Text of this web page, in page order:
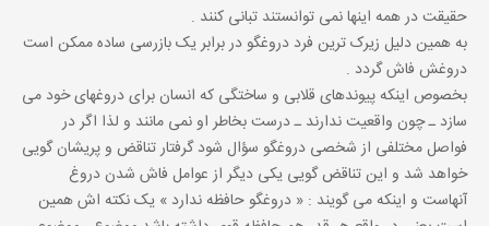
حقیقت در همه اینها نمى توانستند تبانى کنند .
به همین دلیل زیرک ترین فرد دروغگو در برابر یک بازرسى ساده ممکن است
دروغش فاش گردد .
بخصوص اینکه پیوندهاى قلابى و ساختگى که انسان براى دروغهاى خود مى
سازد ـ چون واقعیت ندارند ـ درست بخاطر او نمى مانند و لذا اگر در
فواصل مختلفى از شخصى دروغگو سؤال شود گرفتار تناقض و پریشان گویى
خواهد شد و این تناقض گویى یکى دیگر از عوامل فاش شدن دروغ
آنهاست و اینکه مى گویند : « دروغگو حافظه ندارد » یک نکته اش همین